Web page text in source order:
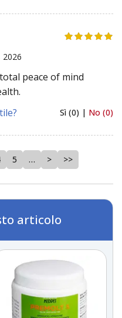
2026
peace of mind
Sì (0) | No (0)
5 … > >>
articolo